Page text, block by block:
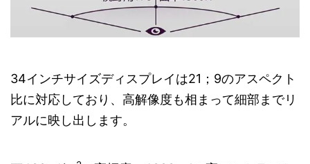
34インチサイズディスプレイは21；9のアスペクト
比に対応しており、高解像度も相まって細部までリ
アルに映し出します。